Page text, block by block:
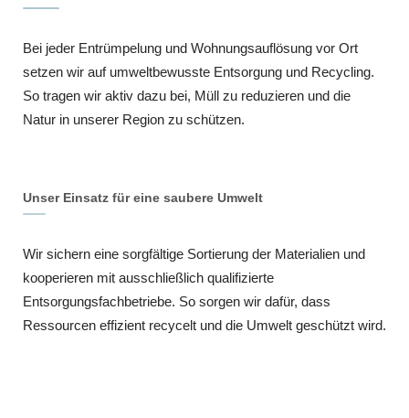
Bei jeder Entrümpelung und Wohnungsauflösung vor Ort
setzen wir auf umweltbewusste Entsorgung und Recycling.
So tragen wir aktiv dazu bei, Müll zu reduzieren und die
Natur in unserer Region zu schützen.
Unser Einsatz für eine saubere Umwelt
Wir sichern eine sorgfältige Sortierung der Materialien und
kooperieren mit ausschließlich qualifizierte
Entsorgungsfachbetriebe. So sorgen wir dafür, dass
Ressourcen effizient recycelt und die Umwelt geschützt wird.